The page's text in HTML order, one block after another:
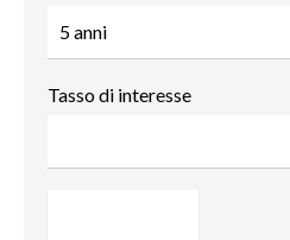
Tasso di interesse